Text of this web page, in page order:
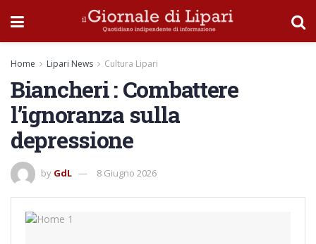
Home Lipari News Cultura Lipari
Biancheri : Combattere
l’ignoranza sulla
depressione
by GdL 8 Giugno 2026